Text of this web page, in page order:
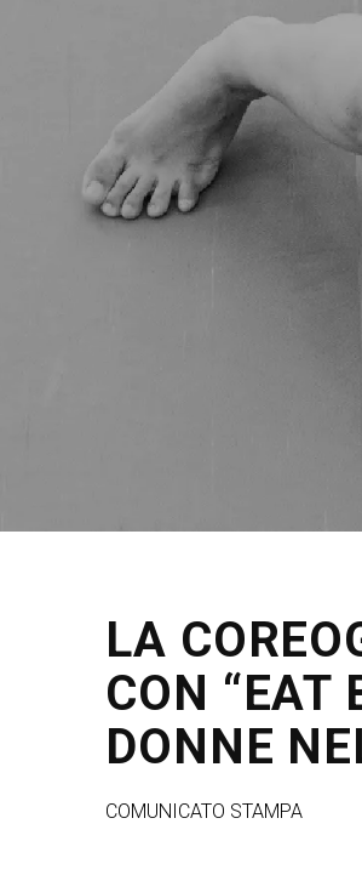
LA
CON “EAT
DONNE
COMUNICATO STAMPA